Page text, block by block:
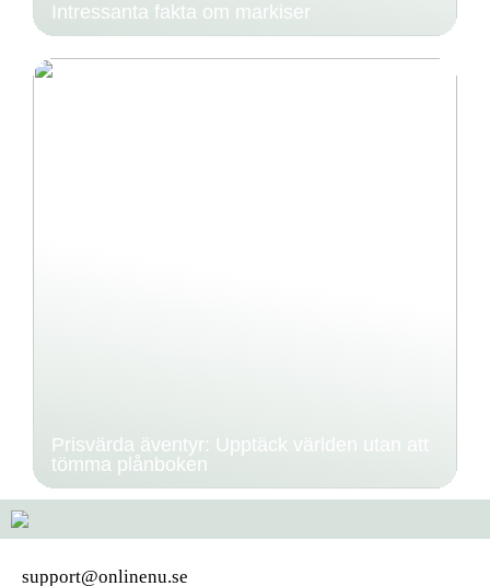
Intressanta fakta om markiser
Prisvärda äventyr: Upptäck världen utan att
tömma plånboken
support@onlinenu.se